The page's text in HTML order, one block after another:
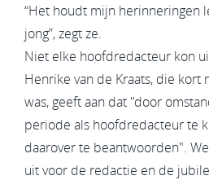
“Het houdt mijn herinneringen
jong”, zegt ze.
Niet elke hoofdredacteur kon
Henrike van de Kraats, die kort
was, geeft aan dat "door
periode als hoofdredacteur te
daarover te beantwoorden".
uit voor de redactie en de